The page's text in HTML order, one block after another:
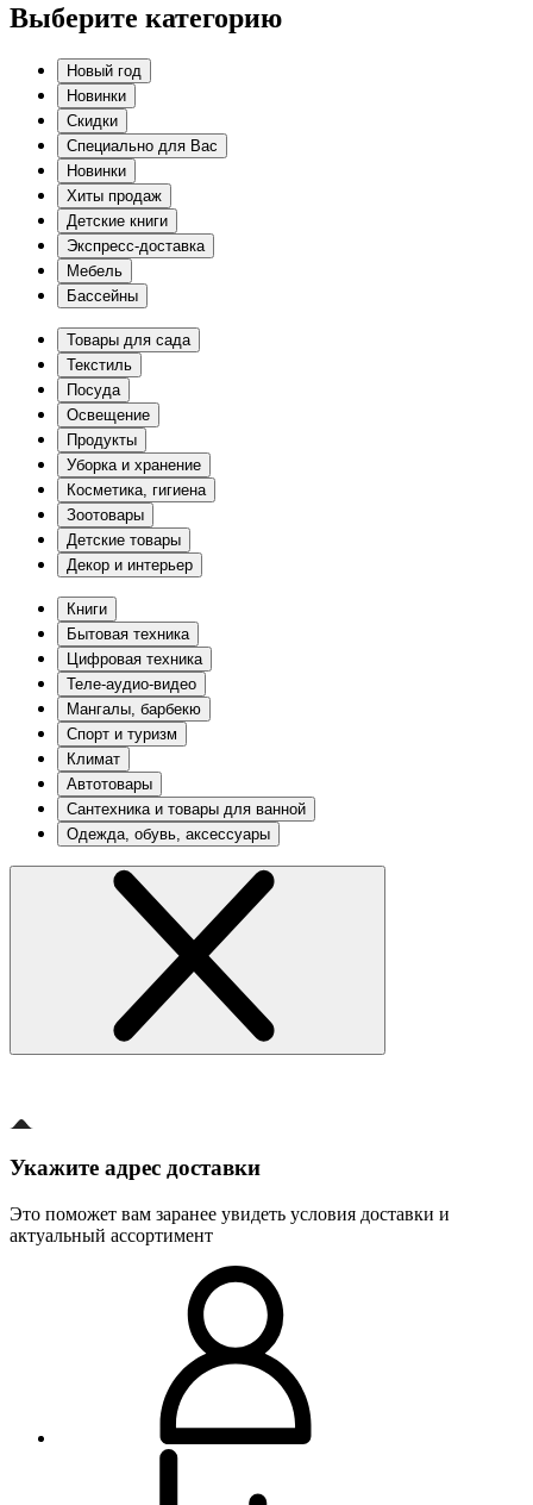
Выберите категорию
Новый год
Новинки
Скидки
Специально для Вас
Новинки
Хиты продаж
Детские книги
Экспресс-доставка
Мебель
Бассейны
Товары для сада
Текстиль
Посуда
Освещение
Продукты
Уборка и хранение
Косметика, гигиена
Зоотовары
Детские товары
Декор и интерьер
Книги
Бытовая техника
Цифровая техника
Теле-аудио-видео
Мангалы, барбекю
Спорт и туризм
Климат
Автотовары
Сантехника и товары для ванной
Одежда, обувь, аксессуары
Укажите адрес доставки
Это поможет вам заранее увидеть условия доставки и
актуальный ассортимент